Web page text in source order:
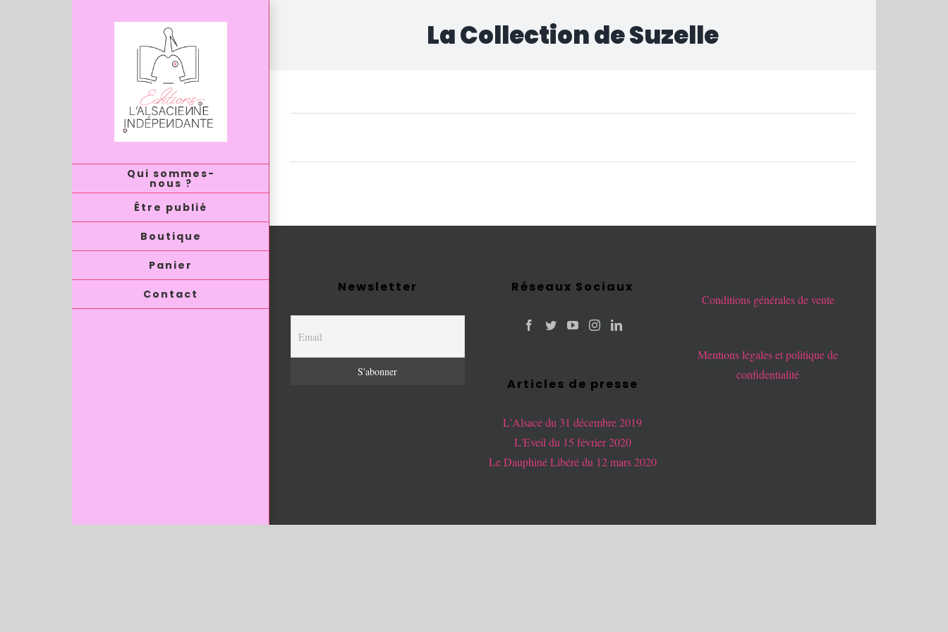
Qui sommes-
nous ?
Être publié
Boutique
Panier
Contact
La Collection de Suzelle
Newsletter Réseaux Sociaux
Articles de presse
L'Alsace du 31 décembre 2019
L'Eveil du 15 février 2020
Le Dauphiné Libéré du 12 mars 2020
Conditions générales de vente
Mentions légales et politique de
confidentialité